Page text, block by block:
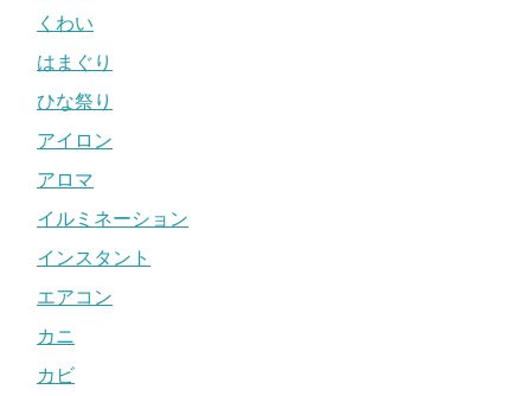
くわい
はまぐり
ひな祭り
アイロン
アロマ
イルミネーション
インスタント
エアコン
カニ
カビ